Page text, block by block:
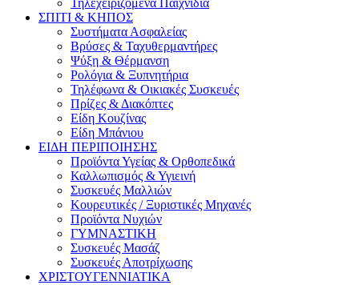
Τηλεχειριζόμενα Παιχνίδια
ΣΠΙΤΙ & ΚΗΠΟΣ
Συστήματα Ασφαλείας
Βρύσες & Ταχυθερμαντήρες
Ψύξη & Θέρμανση
Ρολόγια & Ξυπνητήρια
Τηλέφωνα & Οικιακές Συσκευές
Πρίζες & Διακόπτες
Είδη Κουζίνας
Είδη Μπάνιου
ΕΙΔΗ ΠΕΡΙΠΟΙΗΣΗΣ
Προϊόντα Υγείας & Ορθοπεδικά
Καλλωπισμός & Υγιεινή
Συσκευές Μαλλιών
Κουρευτικές / Ξυριστικές Μηχανές
Προϊόντα Nυχιών
ΓΥΜΝΑΣΤΙΚΗ
Συσκευές Μασάζ
Συσκευές Αποτρίχωσης
ΧΡΙΣΤΟΥΓΕΝΝΙΑΤΙΚΑ